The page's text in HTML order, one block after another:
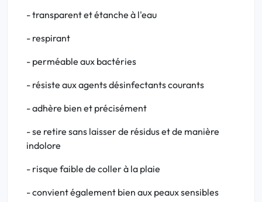
- transparent et étanche à l'eau
- respirant
- perméable aux bactéries
- résiste aux agents désinfectants courants
- adhère bien et précisément
- se retire sans laisser de résidus et de manière
indolore
- risque faible de coller à la plaie
- convient également bien aux peaux sensibles